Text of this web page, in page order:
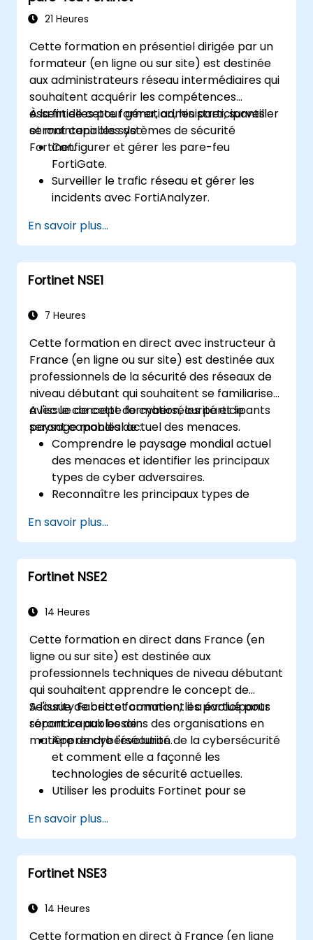
sécurité avancées telles que le VPN SSL,
l'antivirus, l'IPS, le filtrage web et les
capacités anti-malware pour se protéger
contre une variété de menaces réseau.
Dépanner les problèmes courants dans
les configurations HA et gérer
efficacement les environnements HA.
21 Heures
Cette formation en présentiel dirigée par un
formateur (en ligne ou sur site) est destinée
aux administrateurs réseau intermédiaires qui
souhaitent acquérir les compétences
essentielles pour gérer, administrer, surveiller
et maintenir les systèmes de sécurité
Fortinet.
À la fin de cette formation, les participants
seront capables de :
Configurer et gérer les pare-feu
FortiGate.
Surveiller le trafic réseau et gérer les
incidents avec FortiAnalyzer.
politiques via FortiManager.
Appliquer des stratégies de maintenance
préventive et dépanner les problèmes
réseau.
En savoir plus...
Fortinet NSE1
7 Heures
Cette formation en direct avec instructeur à
France (en ligne ou sur site) est destinée aux
professionnels de la sécurité des réseaux de
niveau débutant qui souhaitent se familiariser
avec le concept de cybersécurité et le
paysage mondial actuel des menaces.
A l'issue de cette formation, les participants
seront capables de :
Comprendre le paysage mondial actuel
des menaces et identifier les principaux
types de cyber adversaires.
Reconnaître les principaux types de
des cyberattaques.
Comprendre les bases de la sécurité des
réseaux et l'importance d'une approche
de sécurité en couches.
la façon dont elle répond aux défis
En savoir plus...
Fortinet NSE2
14 Heures
Cette formation en direct dans France (en
ligne ou sur site) est destinée aux
professionnels techniques de niveau débutant
qui souhaitent apprendre le concept de
Security Fabric et comment il a évolué pour
répondre aux besoins des organisations en
matière de cybersécurité.
A l'issue de cette formation, les participants
seront capables de :
Apprendre l'évolution de la cybersécurité
et comment elle a façonné les
technologies de sécurité actuelles.
Utiliser les produits Fortinet pour se
cybermenaces et d'attaques.
Comprendre les capacités d'intégration
et d'automatisation des solutions Fortinet
pour apporter une réponse coordonnée
En savoir plus...
Fortinet NSE3
14 Heures
Cette formation en direct à France (en ligne